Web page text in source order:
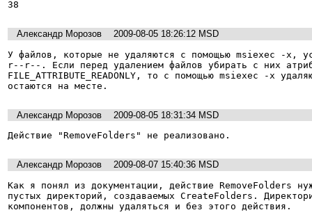
Александр Морозов
2009-08-05 18:26:12 MSD
У файлов, которые не удаляются с помощью msiexec -x,
r--r--. Если перед удалением файлов убирать с них
FILE_ATTRIBUTE_READONLY, то с помощью msiexec -x
Александр Морозов
2009-08-05 18:31:34 MSD
Александр Морозов
2009-08-07 15:40:36 MSD
Как я понял из документации, действие RemoveFolders
пустых директорий, создаваемых CreateFolders.
компонентов, должны удаляться и без этого действия.